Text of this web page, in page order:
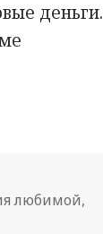
деньги.
любимой,